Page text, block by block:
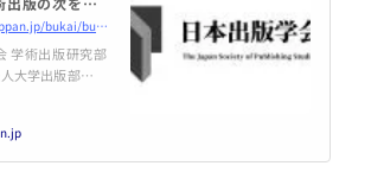
（2021年6月25
版学会
https://www.shuppan.jp/bukai/bukai1/2021/08/02/1760/
学術出版研究部
大学出版部協会
」１ 「コロナ禍
ないために――学